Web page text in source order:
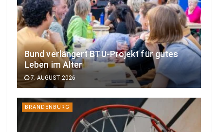
Bund verlängert BTU-Projekt für gutes
Leben im Alter
7. AUGUST 2026
BRANDENBURG